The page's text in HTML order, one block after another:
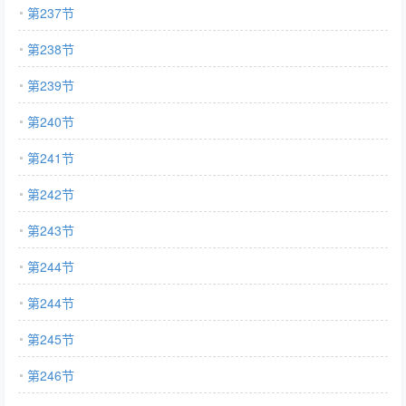
第237节
第238节
第239节
第240节
第241节
第242节
第243节
第244节
第244节
第245节
第246节